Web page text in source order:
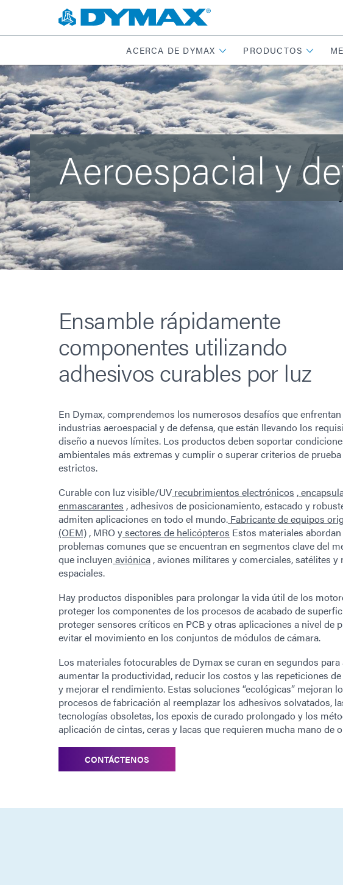
ACERCA DE DYMAX PRODUCTOS
Aeroespacial y
Ensamble rápidamente
componentes utilizando
adhesivos curables por luz
En Dymax, comprendemos los numerosos desafíos que enfrentan
industrias aeroespacial y de defensa, que están llevando los
diseño a nuevos límites. Los productos deben soportar
ambientales más extremas y cumplir o superar criterios de prueba
estrictos.
Curable con luz visible/UV recubrimientos electrónicos ,
enmascarantes , adhesivos de posicionamiento, estacado y
admiten aplicaciones en todo el mundo. Fabricante de equipos
(OEM) , MRO ysectores de helicópteros Estos materiales abordan
problemas comunes que se encuentran en segmentos clave del
que incluyen aviónica , aviones militares y comerciales, satélites y
espaciales.
Hay productos disponibles para prolongar la vida útil de los
proteger los componentes de los procesos de acabado de
proteger sensores críticos en PCB y otras aplicaciones a nivel de
evitar el movimiento en los conjuntos de módulos de cámara.
Los materiales fotocurables de Dymax se curan en segundos para
aumentar la productividad, reducir los costos y las repeticiones
y mejorar el rendimiento. Estas soluciones “ecológicas” mejoran
procesos de fabricación al reemplazar los adhesivos solvatados,
tecnologías obsoletas, los epoxis de curado prolongado y los
aplicación de cintas, ceras y lacas que requieren mucha mano de
CONTÁCTENOS